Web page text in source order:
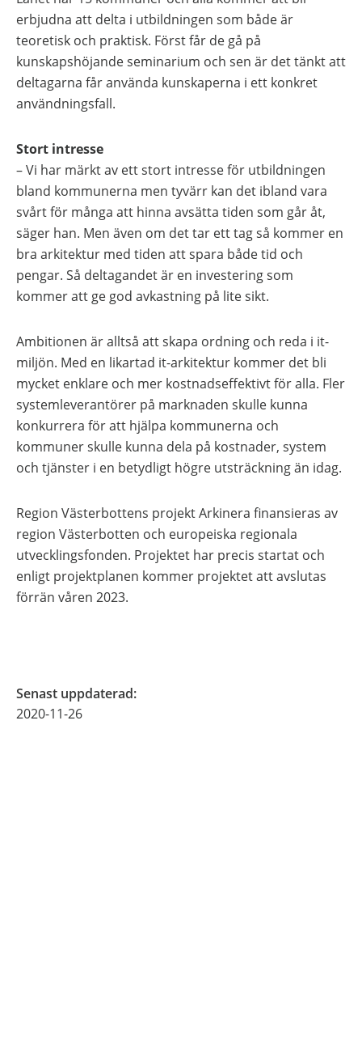
erbjudna att delta i utbildningen som både är
teoretisk och praktisk. Först får de gå på
kunskapshöjande seminarium och sen är det tänkt att
deltagarna får använda kunskaperna i ett konkret
användningsfall.
Stort intresse
– Vi har märkt av ett stort intresse för utbildningen
bland kommunerna men tyvärr kan det ibland vara
svårt för många att hinna avsätta tiden som går åt,
säger han. Men även om det tar ett tag så kommer en
bra arkitektur med tiden att spara både tid och
pengar. Så deltagandet är en investering som
kommer att ge god avkastning på lite sikt.
Ambitionen är alltså att skapa ordning och reda i it-
miljön. Med en likartad it-arkitektur kommer det bli
mycket enklare och mer kostnadseffektivt för alla. Fler
systemleverantörer på marknaden skulle kunna
konkurrera för att hjälpa kommunerna och
kommuner skulle kunna dela på kostnader, system
och tjänster i en betydligt högre utsträckning än idag.
Region Västerbottens projekt Arkinera finansieras av
region Västerbotten och europeiska regionala
utvecklingsfonden. Projektet har precis startat och
enligt projektplanen kommer projektet att avslutas
förrän våren 2023.
Senast uppdaterad:
2020-11-26